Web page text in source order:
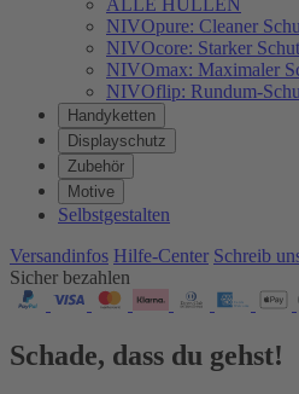
ALLE HÜLLEN
NIVOpure: Cleaner
NIVOcore: Starker
NIVOmax: Maximaler
NIVOflip: Rundum-
Handyketten
Displayschutz
Zubehör
Motive
Selbstgestalten
Versandinfos Hilfe-Center Schreib
Sicher bezahlen
Schade, dass du gehst!